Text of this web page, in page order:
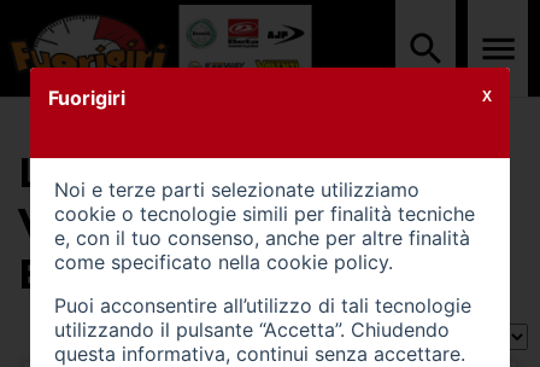
LA LISTA CONTIENE (2)
VEICOLI DI TIPO
EPOCA
Ordina per:
Fuorigiri
Noi e terze parti selezionate utilizziamo
cookie o tecnologie simili per finalità tecniche
e, con il tuo consenso, anche per altre finalità
come specificato nella cookie policy.
Puoi acconsentire all’utilizzo di tali tecnologie
utilizzando il pulsante “Accetta”. Chiudendo
questa informativa, continui senza accettare.
X